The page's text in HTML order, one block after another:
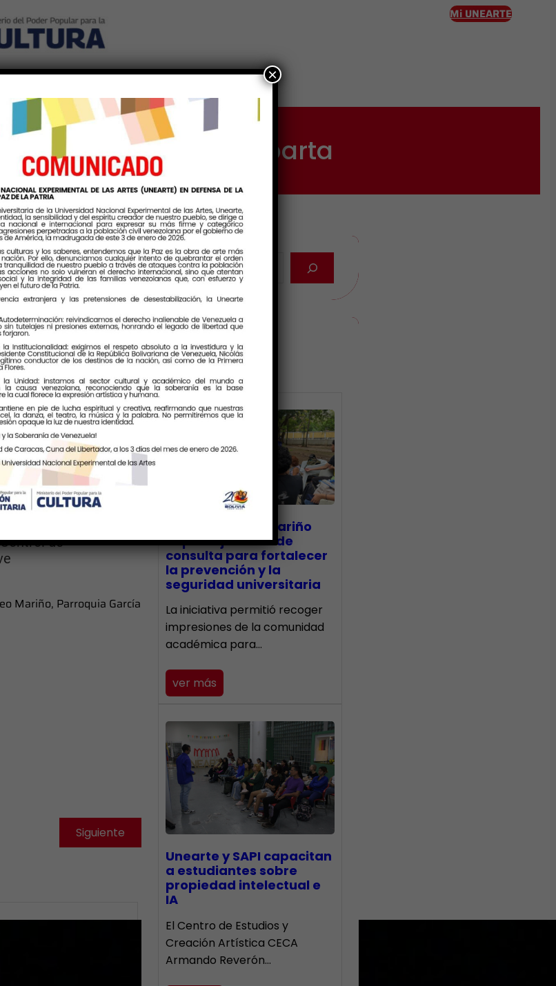
Mi UNEARTE
Ingreso
Mariño – Nueva Esparta
a Casa Museo
●
de
Mariño, Parroquia García
Siguiente
Últimas Noticias
CECA Santiago Mariño
impulsó jornada de
consulta para fortalecer
la prevención y la
seguridad universitaria
La iniciativa permitió recoger
impresiones de la comunidad
académica para…
ver más
Unearte y SAPI capacitan
a estudiantes sobre
propiedad intelectual e
IA
El Centro de Estudios y
Creación Artística CECA
Armando Reverón…
×